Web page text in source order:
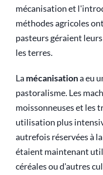
mécanisation et
méthodes agricoles
pasteurs géraient
les terres.
La mécanisationa eu
pastoralisme. Les
moissonneuses et les
utilisation plus
autrefois réservées à
étaient maintenant
céréales ou d'autres